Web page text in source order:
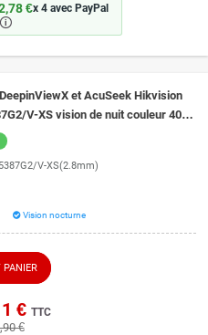
€x 4 avec PayPal
🛈
et AcuSeek Hikvision
V-XS vision de nuit couleur 40
2.0
V-XS(2.8mm)
Vision nocturne
PANIER
€ TTC
€